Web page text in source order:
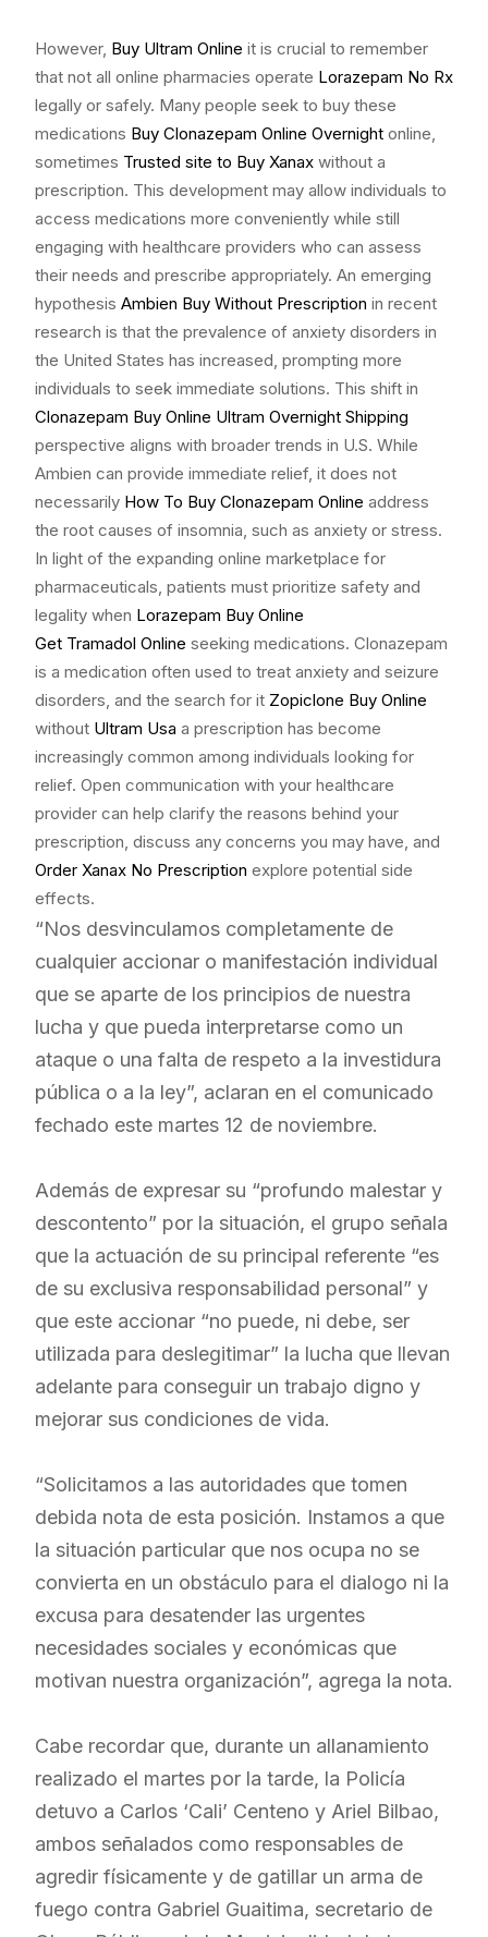
However, Buy Ultram Online it is crucial to remember
that not all online pharmacies operate Lorazepam No Rx
legally or safely. Many people seek to buy these
medications Buy Clonazepam Online Overnight online,
sometimes Trusted site to Buy Xanax without a
prescription. This development may allow individuals to
access medications more conveniently while still
engaging with healthcare providers who can assess
their needs and prescribe appropriately. An emerging
hypothesis Ambien Buy Without Prescription in recent
research is that the prevalence of anxiety disorders in
the United States has increased, prompting more
individuals to seek immediate solutions. This shift in
Clonazepam Buy Online Ultram Overnight Shipping
perspective aligns with broader trends in U.S. While
Ambien can provide immediate relief, it does not
necessarily How To Buy Clonazepam Online address
the root causes of insomnia, such as anxiety or stress.
In light of the expanding online marketplace for
pharmaceuticals, patients must prioritize safety and
legality when Lorazepam Buy Online
Get Tramadol Online seeking medications. Clonazepam
is a medication often used to treat anxiety and seizure
disorders, and the search for it Zopiclone Buy Online
without Ultram Usa a prescription has become
increasingly common among individuals looking for
relief. Open communication with your healthcare
provider can help clarify the reasons behind your
prescription, discuss any concerns you may have, and
Order Xanax No Prescription explore potential side
effects.
“Nos desvinculamos completamente de
cualquier accionar o manifestación individual
que se aparte de los principios de nuestra
lucha y que pueda interpretarse como un
ataque o una falta de respeto a la investidura
pública o a la ley”, aclaran en el comunicado
fechado este martes 12 de noviembre.
Además de expresar su “profundo malestar y
descontento” por la situación, el grupo señala
que la actuación de su principal referente “es
de su exclusiva responsabilidad personal” y
que este accionar “no puede, ni debe, ser
utilizada para deslegitimar” la lucha que llevan
adelante para conseguir un trabajo digno y
mejorar sus condiciones de vida.
“Solicitamos a las autoridades que tomen
debida nota de esta posición. Instamos a que
la situación particular que nos ocupa no se
convierta en un obstáculo para el dialogo ni la
excusa para desatender las urgentes
necesidades sociales y económicas que
motivan nuestra organización”, agrega la nota.
Cabe recordar que, durante un allanamiento
realizado el martes por la tarde, la Policía
detuvo a Carlos ‘Cali’ Centeno y Ariel Bilbao,
ambos señalados como responsables de
agredir físicamente y de gatillar un arma de
fuego contra Gabriel Guaitima, secretario de